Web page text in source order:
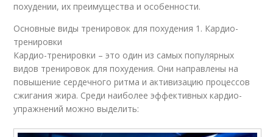
похудении, их преимущества и особенности.
Основные виды тренировок для похудения 1. Кардио-
тренировки
Кардио-тренировки – это один из самых популярных
видов тренировок для похудения. Они направлены на
повышение сердечного ритма и активизацию процессов
сжигания жира. Среди наиболее эффективных кардио-
упражнений можно выделить: